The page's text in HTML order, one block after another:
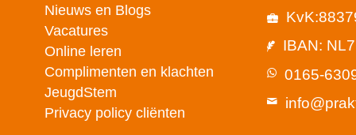
Nieuws en Blogs
Vacatures
Online leren
Complimenten en klachten
JeugdStem
Privacy policy cliënten
IBAN:
0165-